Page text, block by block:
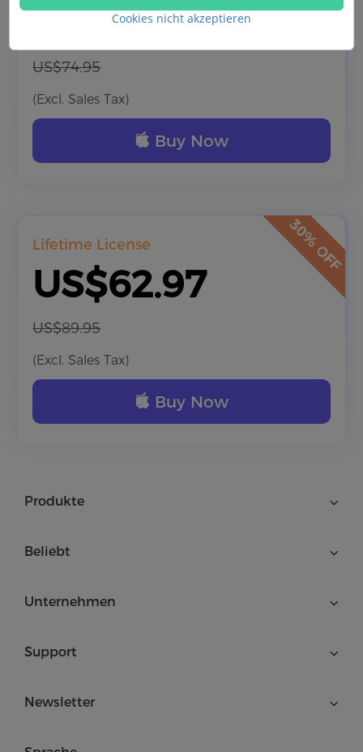
US$52.47
US$74.95
(Excl. Sales Tax)
Buy Now
Lifetime License
US$62.97
US$89.95
(Excl. Sales Tax)
Buy Now
Produkte
Beliebt
Unternehmen
Support
Newsletter
Cookies nicht akzeptieren